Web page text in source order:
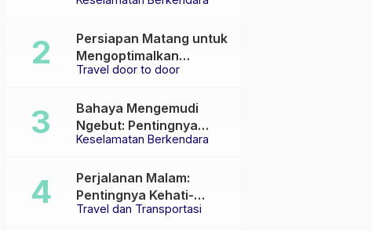
Travel door to door
Persiapan Matang untuk
Mengoptimalkan
Pengalaman Travel
Keselamatan Berkendara
Bahaya Mengemudi
Ngebut: Pentingnya
Keselamatan di Jalan
Travel dan Transportasi
Perjalanan Malam:
Pentingnya Kehati-
hatian dan Pemilihan